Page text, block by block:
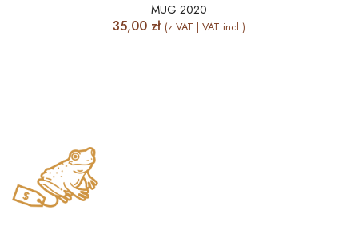
MUG 2020
35,00 zł (z VAT | VAT incl.)